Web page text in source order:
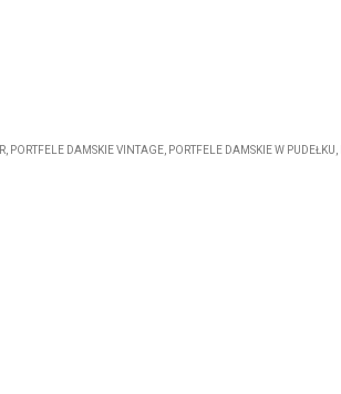
, PORTFELE DAMSKIE VINTAGE, PORTFELE DAMSKIE W PUDEŁKU,